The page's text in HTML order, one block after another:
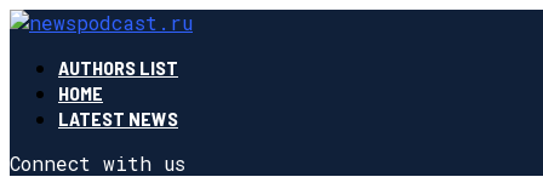
AUTHORS LIST
HOME
LATEST NEWS
Connect with us